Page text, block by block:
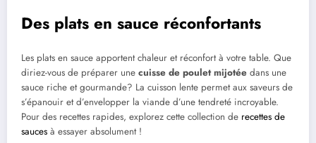
Des plats en sauce réconfortants
Les plats en sauce apportent chaleur et réconfort à votre table. Que
diriez-vous de préparer une cuisse de poulet mijotée dans une
sauce riche et gourmande? La cuisson lente permet aux saveurs de
s’épanouir et d’envelopper la viande d’une tendreté incroyable.
Pour des recettes rapides, explorez cette collection de recettes de
sauces à essayer absolument !